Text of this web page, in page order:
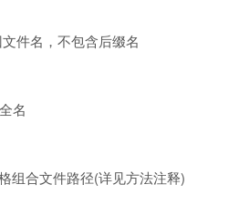
件名，不包含后缀名
名
组合文件路径(详见方法注释)